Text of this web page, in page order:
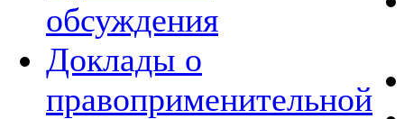
обсуждения
Доклады о
правоприменительной